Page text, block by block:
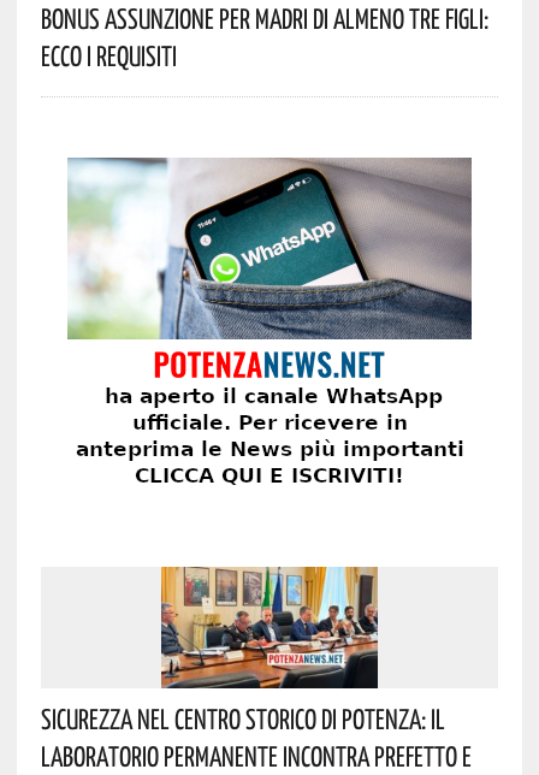
Bonus Assunzione Per Madri Di Almeno Tre Figli:
Ecco I Requisiti
Sicurezza Nel Centro Storico Di Potenza: Il
Laboratorio Permanente Incontra Prefetto E